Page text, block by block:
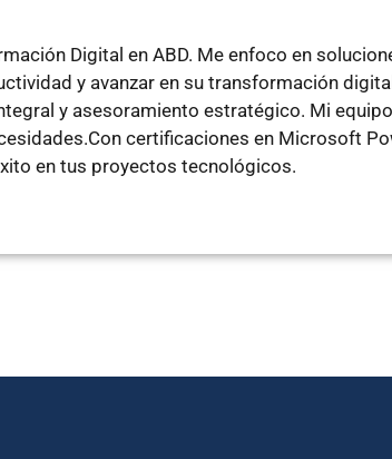
Digital en ABD. Me enfoco en
y avanzar en su transformación
y asesoramiento estratégico. Mi
certificaciones en Microsoft
en tus proyectos tecnológicos.